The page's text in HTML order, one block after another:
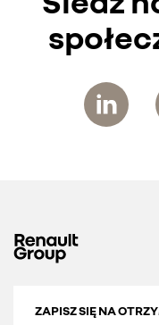
ZAPISZ SIĘ NA